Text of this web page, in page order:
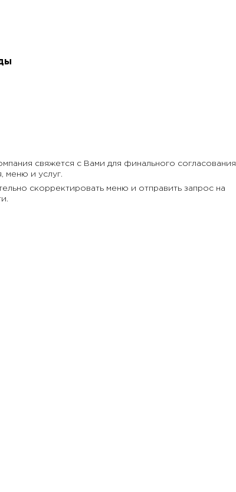
свяжется с Вами для финального согласования
меню и услуг.
скорректировать меню и отправить запрос на